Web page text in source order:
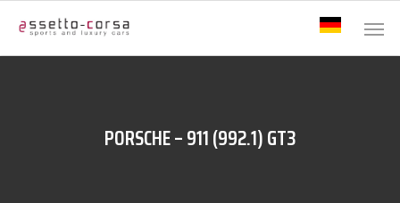
PORSCHE – 911 (992.1) GT3